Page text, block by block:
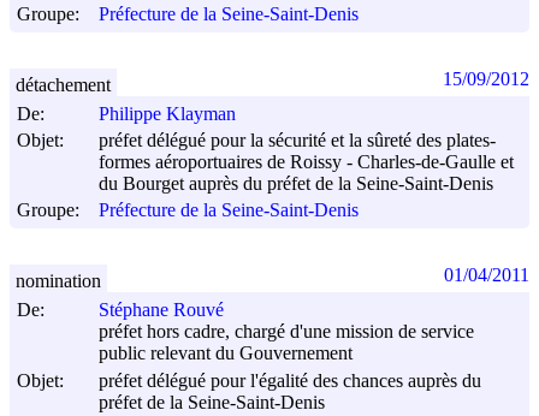
Groupe:
Préfecture de la Seine-Saint-Denis
De:
Philippe Klayman
Objet:
préfet délégué pour la sécurité et la sûreté des plates-
formes aéroportuaires de Roissy - Charles-de-Gaulle et
du Bourget auprès du préfet de la Seine-Saint-Denis
Groupe:
Préfecture de la Seine-Saint-Denis
détachement 15/09/2012
De:
Stéphane Rouvé
préfet hors cadre, chargé d'une mission de service
public relevant du Gouvernement
Objet:
préfet délégué pour l'égalité des chances auprès du
préfet de la Seine-Saint-Denis
nomination 01/04/2011